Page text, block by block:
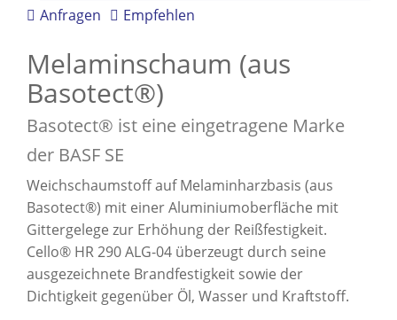
Anfragen Empfehlen
Melaminschaum (aus
Basotect®)
Basotect® ist eine eingetragene Marke
der BASF SE
Weichschaumstoff auf Melaminharzbasis (aus
Basotect®) mit einer Aluminiumoberfläche mit
Gittergelege zur Erhöhung der Reißfestigkeit.
Cello® HR 290 ALG-04 überzeugt durch seine
ausgezeichnete Brandfestigkeit sowie der
Dichtigkeit gegenüber Öl, Wasser und Kraftstoff.